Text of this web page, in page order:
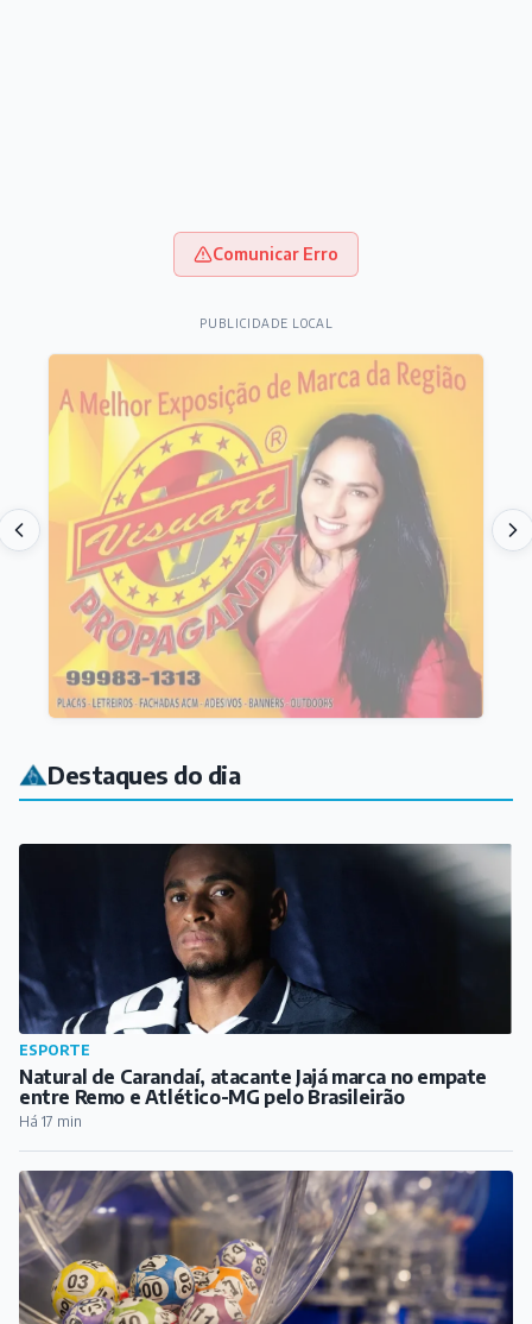
Comunicar Erro
PUBLICIDADE LOCAL
Destaques do dia
ESPORTE
Natural de Carandaí, atacante Jajá marca no empate
entre Remo e Atlético-MG pelo Brasileirão
Há 17 min